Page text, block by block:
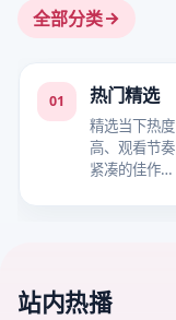
全部分类
01 热门精选
精选当下热度
高、观看节奏
紧凑的佳作，
站内热播